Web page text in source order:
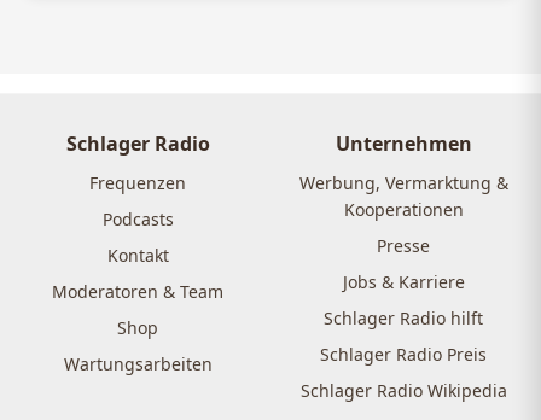
Schlager Radio
Frequenzen
Podcasts
Kontakt
Moderatoren & Team
Shop
Wartungsarbeiten
Unternehmen
Werbung, Vermarktung &
Kooperationen
Presse
Jobs & Karriere
Schlager Radio hilft
Schlager Radio Preis
Schlager Radio Wikipedia